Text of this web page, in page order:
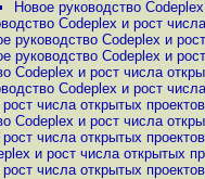
Новое руководство
Codeplex и рост
руководство Codeplex и
руководство Codeplex и
Codeplex и рост числа
Codeplex и рост
числа открытых
Codeplex и рост числа
числа открытых
и рост числа открытых
числа открытых